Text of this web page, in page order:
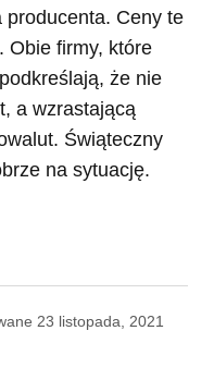
producenta. Ceny te
Obie firmy, które
że nie
a wzrastającą
Świąteczny
na sytuację.
23 listopada, 2021